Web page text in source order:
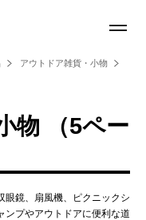
アウトドア雑貨・小物
物 （5ペー
眼鏡、扇風機、ピクニックシ
ンプやアウトドアに便利な道